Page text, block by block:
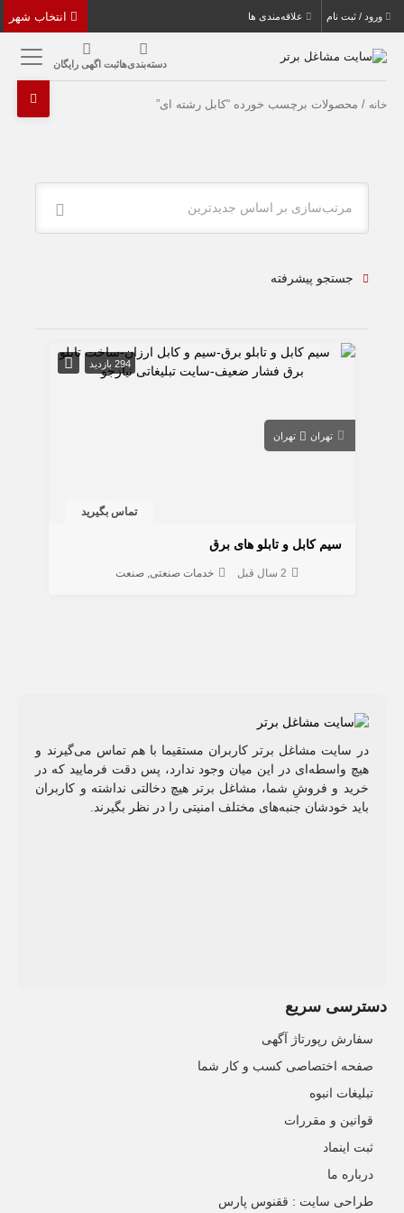
ورود / ثبت نام علاقه‌مندی ها
دسته‌بندی‌هاثبت اگهی رایگان
خانه / محصولات برچسب خورده “کابل رشته ای”
مرتب‌سازی بر اساس جدیدترین
جستجو پیشرفته
294 بازدید
تهران تهران
تماس بگیرید
سیم کابل و تابلو های برق
2 سال قبل خدمات صنعتی صنعت
در سایت مشاغل برتر کاربران مستقیما با هم تماس می‌گیرند و
هیچ واسطه‌ای در این میان وجود ندارد، پس دقت فرمایید که در
خرید و فروشِ شما، مشاغل برتر هیچ دخالتی نداشته و کاربران
باید خودشان جنبه‌های مختلف امنیتی را در نظر بگیرند.
دسترسی سریع
سفارش رپورتاژ آگهی
صفحه اختصاصی کسب و کار شما
تبلیغات انبوه
قوانین و مقررات
ثبت اینماد
درباره ما
طراحی سایت : ققنوس پارس